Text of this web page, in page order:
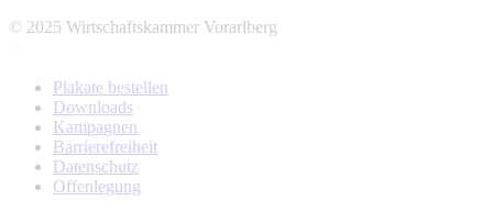
© 2025 Wirtschaftskammer Vorarlberg
Plakate bestellen
Downloads
Kampagnen
Barrierefreiheit
Datenschutz
Offenlegung